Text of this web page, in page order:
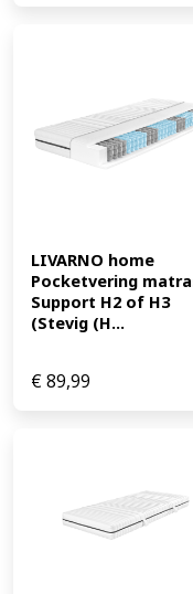
LIVARNO home
Pocketvering
Support H2 of H3
(Stevig (H...
€89,99